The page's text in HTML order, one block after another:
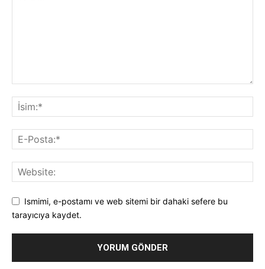
Ismimi, e-postamı ve web sitemi bir dahaki sefere bu
tarayıcıya kaydet.